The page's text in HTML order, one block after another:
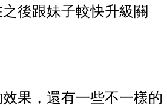
後跟妹子較快升級關
果，還有一些不一樣的